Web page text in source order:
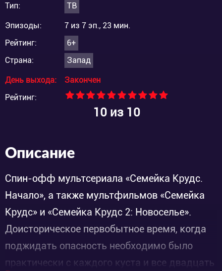
Тип:
ТВ
Эпизоды:
7 из 7 эп., 23 мин.
Рейтинг:
6+
Страна:
Запад
День выхода:
Закончен
Рейтинг:
10из 10
Описание
Спин-офф мультсериала «Семейка Крудс.
Начало», а также мультфильмов «Семейка
Крудс» и «Семейка Крудс 2: Новоселье».
Доисторическое первобытное время, когда
поджидать опасность необходимо было
практически с каждого куста и все двадцать